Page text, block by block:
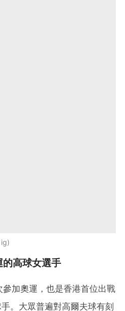
高球女選手
加奧運，也是香港首位出戰
。大眾普遍對高爾夫球有刻